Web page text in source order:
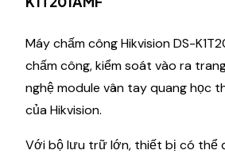
Máy chấm công Hikvision DS-
chấm công, kiểm soát vào ra
nghệ module vân tay quang học
của Hikvision.
Với bộ lưu trữ lớn, thiết bị có thể